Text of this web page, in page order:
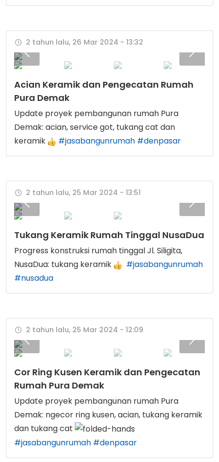
2 tahun lalu, 26 Mar 2024 - 13:32
Acian Keramik dan Pengecatan Rumah
Pura Demak
Update proyek pembangunan rumah Pura
Demak: acian, service got, tukang cat dan
keramik
#jasabangunrumah #denpasar
2 tahun lalu, 25 Mar 2024 - 13:51
Tukang Keramik Rumah Tinggal NusaDua
Progress konstruksi rumah tinggal Jl. Siligita,
NusaDua: tukang keramik
#jasabangunrumah
#nusadua
2 tahun lalu, 25 Mar 2024 - 12:09
Cor Ring Kusen Keramik dan Pengecatan
Rumah Pura Demak
Update proyek pembangunan rumah Pura
Demak: ngecor ring kusen, acian, tukang keramik
dan tukang cat
#jasabangunrumah #denpasar